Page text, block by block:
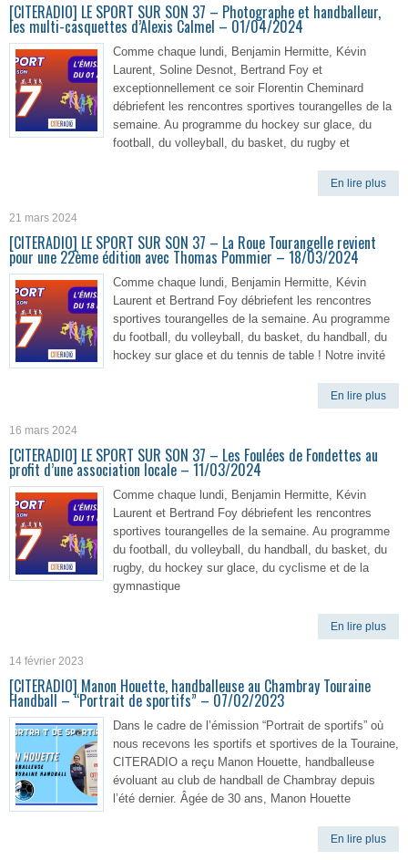
[CITERADIO] LE SPORT SUR SON 37 – Photographe et handballeur,
les multi-casquettes d’Alexis Calmel – 01/04/2024
Comme chaque lundi, Benjamin Hermitte, Kévin
Laurent, Soline Desnot, Bertrand Foy et
exceptionnellement ce soir Florentin Cheminard
débriefent les rencontres sportives tourangelles de la
semaine. Au programme du hockey sur glace, du
football, du volleyball, du basket, du rugby et
En lire plus
21 mars 2024
[CITERADIO] LE SPORT SUR SON 37 – La Roue Tourangelle revient
pour une 22ème édition avec Thomas Pommier – 18/03/2024
Comme chaque lundi, Benjamin Hermitte, Kévin
Laurent et Bertrand Foy débriefent les rencontres
sportives tourangelles de la semaine. Au programme
du football, du volleyball, du basket, du handball, du
hockey sur glace et du tennis de table ! Notre invité
En lire plus
16 mars 2024
[CITERADIO] LE SPORT SUR SON 37 – Les Foulées de Fondettes au
profit d’une association locale – 11/03/2024
Comme chaque lundi, Benjamin Hermitte, Kévin
Laurent et Bertrand Foy débriefent les rencontres
sportives tourangelles de la semaine. Au programme
du football, du volleyball, du handball, du basket, du
rugby, du hockey sur glace, du cyclisme et de la
gymnastique
En lire plus
14 février 2023
[CITERADIO] Manon Houette, handballeuse au Chambray Touraine
Handball – “Portrait de sportifs” – 07/02/2023
Dans le cadre de l’émission “Portrait de sportifs” où
nous recevons les sportifs et sportives de la Touraine,
CITERADIO a reçu Manon Houette, handballeuse
évoluant au club de handball de Chambray depuis
l’été dernier. Âgée de 30 ans, Manon Houette
En lire plus